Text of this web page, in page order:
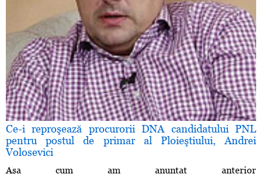
Ce-i reproşează procurorii DNA candidatului PNL
pentru postul de primar al Ploieştiului, Andrei
Volosevici
Aşa cum am anunţat anterior